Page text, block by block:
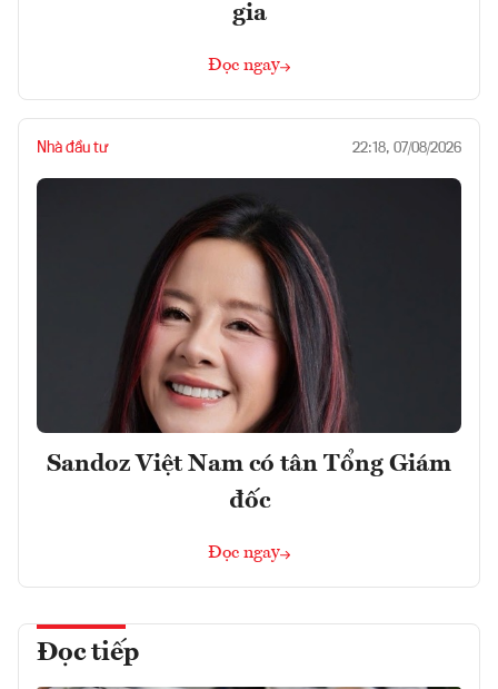
gia
Đọc ngay
Nhà đầu tư 22:18, 07/08/2026
Sandoz Việt Nam có tân Tổng Giám
đốc
Đọc ngay
Đọc tiếp